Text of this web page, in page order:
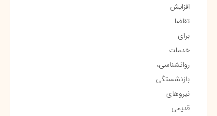
افزایش
تقاضا
برای
خدمات
روانشناسی،
بازنشستگی
نیروهای
قدیمی